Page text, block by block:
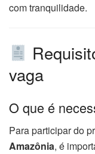
com tranquilidade.
vaga
O que é
Para participar do
Amazônia, é